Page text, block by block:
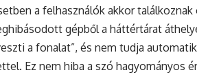
a felhasználók akkor
gépből a háttértárat
a fonalat”, és nem tudja
Ez nem hiba a szó hagyományos